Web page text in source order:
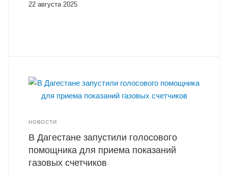
22 августа 2025
НОВОСТИ
В Дагестане запустили голосового
помощника для приема показаний
газовых счетчиков